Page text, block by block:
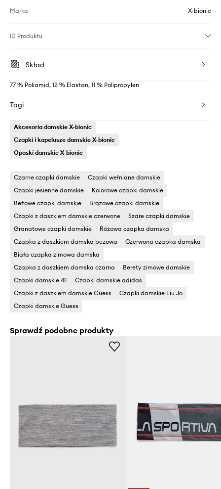
Marka X-bionic
ID Produktu
Skład
77 % Poliamid, 12 % Elastan, 11 % Polipropylen
Tagi
Akcesoria damskie X-bionic
Czapki i kapelusze damskie X-bionic
Opaski damskie X-bionic
Czarne czapki damskie
Czapki wełniane damskie
Czapki jesienne damskie
Kolorowe czapki damskie
Beżowe czapki damskie
Brązowe czapki damskie
Czapki z daszkiem damskie czerwone
Szare czapki damskie
Granatowe czapki damskie
Różowa czapka damska
Czapka z daszkiem damska beżowa
Czerwona czapka damska
Biała czapka zimowa damska
Czapka z daszkiem damska czarna
Berety zimowe damskie
Czapki damskie 4F
Czapki damskie adidas
Czapki z daszkiem damskie Guess
Czapki damskie Liu Jo
Czapki damskie Guess
Sprawdź podobne produkty